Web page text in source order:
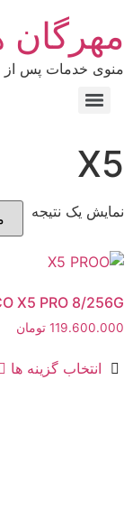
مهرگان
منوی خدمات پس
X5
نمایش یک نتیجه
X5 PRO 8/256G
119.600.000 تومان
انتخاب گزینه ها